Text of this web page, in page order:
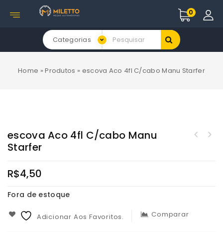
0
Categorias
Home »Produtos » escova Aco 4fl C/cabo Manu Starfer
escova Aco 4fl C/cabo Manu
Starfer
R$4,50
Fora de estoque
Adicionar Aos Favoritos. Comparar